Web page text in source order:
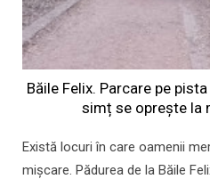
Băile Felix. Parcare pe
simț se oprește la
Există locuri în care oamenii
mișcare. Pădurea de la Băile